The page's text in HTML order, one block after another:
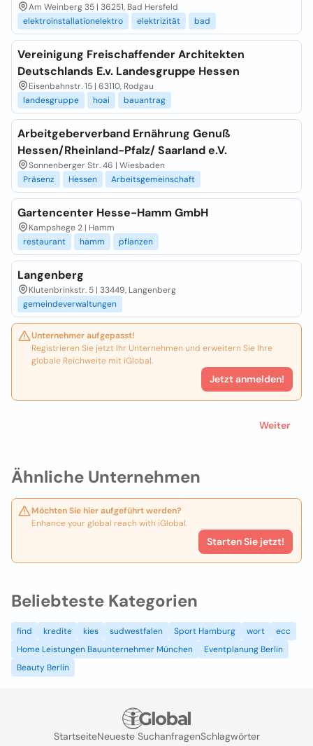
Ähnliche Unternehmen
Möchten Sie hier aufgeführt werden?
Enhance your global reach with iGlobal.
Starten Sie jetzt!
Am Weinberg 35 | 36251, Bad Hersfeld
elektroinstallationelektro
elektrizität bad
Vereinigung Freischaffender Architekten
Deutschlands E.v. Landesgruppe Hessen
Eisenbahnstr. 15 | 63110, Rodgau
landesgruppe
hoai bauantrag
Arbeitgeberverband Ernährung Genuß
Hessen/Rheinland-Pfalz/ Saarland e.V.
Sonnenberger Str. 46 | Wiesbaden
Präsenz
Hessen Arbeitsgemeinschaft
Gartencenter Hesse-Hamm GmbH
Kampshege 2 | Hamm
restaurant
hamm pflanzen
Langenberg
Klutenbrinkstr. 5 | 33449, Langenberg
gemeindeverwaltungen
Unternehmer aufgepasst!
Registrieren Sie jetzt Ihr Unternehmen und erweitern Sie Ihre
globale Reichweite mit iGlobal.
Jetzt anmelden!
Weiter
Beliebteste Kategorien
find kredite kies sudwestfalen Sport Hamburg wort
ecc
Home Leistungen Bauunternehmer München
Eventplanung Berlin
Beauty Berlin
StartseiteNeueste SuchanfragenSchlagwörter